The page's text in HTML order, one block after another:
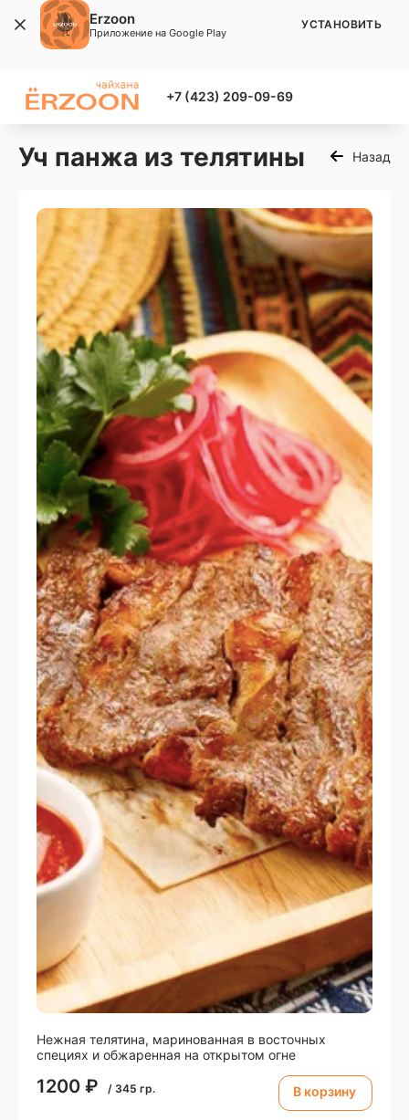
+7 (423) 209-09-69
Уч панжа из телятины Назад
Нежная телятина, маринованная в восточных
специях и обжаренная на открытом огне
1200 ₽ / 345 гр. В корзину
Erzoon
Приложение на Google Play
УСТАНОВИТЬ